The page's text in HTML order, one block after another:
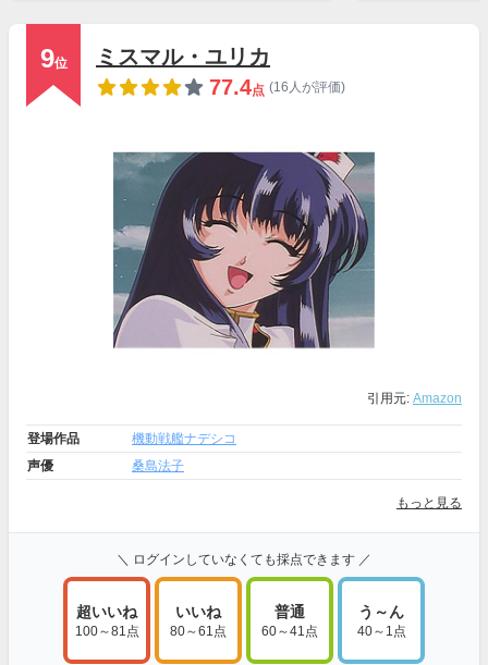
9位
ミスマル・ユリカ
77.4点 (16人が評価)
引用元: Amazon
登場作品
機動戦艦ナデシコ
声優
桑島法子
もっと見る
＼ ログインしていなくても採点できます ／
超いいね
100～81点
いいね
80～61点
普通
60～41点
う～ん
40～1点